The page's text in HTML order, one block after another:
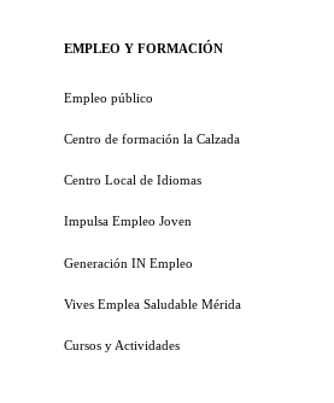
EMPLEO Y FORMACIÓN
Empleo público
Centro de formación la Calzada
Centro Local de Idiomas
Impulsa Empleo Joven
Generación IN Empleo
Vives Emplea Saludable Mérida
Cursos y Actividades